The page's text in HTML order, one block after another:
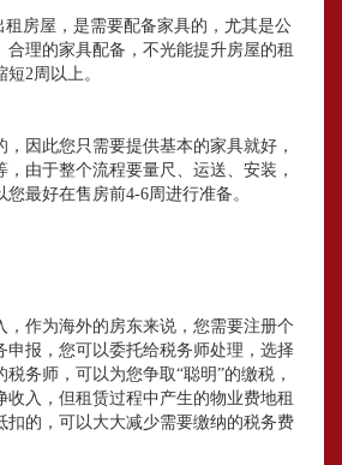
租房屋，是需要配备家具的，尤其是公
合理的家具配备，不光能提升房屋的租
2周以上。
因此您只需要提供基本的家具就好，
由于整个流程要量尺、运送、安装，
最好在售房前4-6周进行准备。
，作为海外的房东来说，您需要注册个
申报，您可以委托给税务师处理，选择
务师，可以为您争取“聪明”的缴税，
收入，但租赁过程中产生的物业费地租
扣的，可以大大减少需要缴纳的税务费